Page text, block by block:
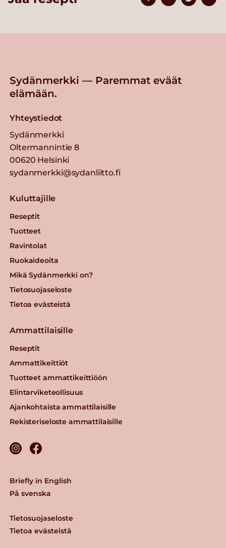
Sydänmerkki — Paremmat eväät
elämään.
Yhteystiedot
Sydänmerkki
Oltermannintie 8
00620 Helsinki
sydanmerkki@sydanliitto.fi
Kuluttajille
Reseptit
Tuotteet
Ravintolat
Ruokaideoita
Mikä Sydänmerkki on?
Tietosuojaseloste
Tietoa evästeistä
Ammattilaisille
Reseptit
Ammattikeittiöt
Tuotteet ammattikeittiöön
Elintarviketeollisuus
Ajankohtaista ammattilaisille
Rekisteriseloste ammattilaisille
Tietosuojaseloste
Tietoa evästeistä
Briefly in English
På svenska